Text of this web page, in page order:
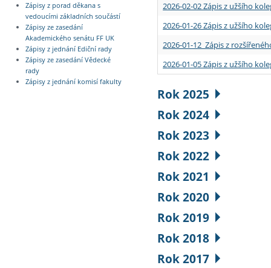
Zápisy z porad děkana s
vedoucími základních součástí
Zápisy ze zasedání
Akademického senátu FF UK
Zápisy z jednání Ediční rady
Zápisy ze zasedání Vědecké
rady
Zápisy z jednání komisí fakulty
2026-02-02 Zápis z užšího
2026-01-26 Zápis z užšího
2026-01-12 Zápis z
2026-01-05 Zápis z užšího
Rok 2025
Rok 2024
Rok 2023
Rok 2022
Rok 2021
Rok 2020
Rok 2019
Rok 2018
Rok 2017